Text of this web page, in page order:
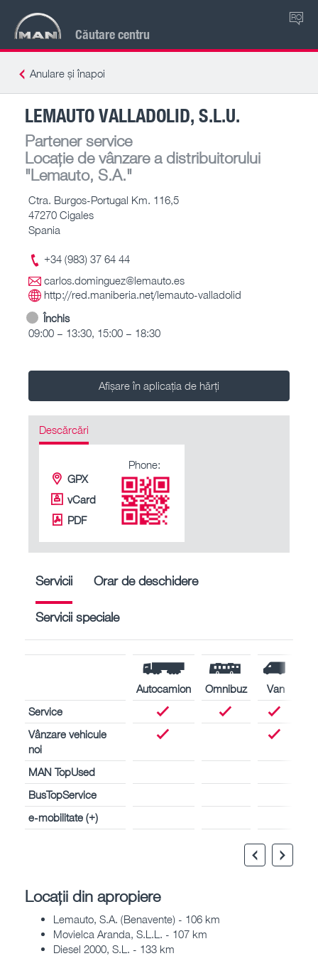
Căutare centru
RO
Anulare și înapoi
LEMAUTO VALLADOLID, S.L.U.
Partener service
Locație de vânzare a distribuitorului
"Lemauto, S.A."
Ctra. Burgos-Portugal Km. 116,5
47270 Cigales
Spania
+34 (983) 37 64 44
carlos.dominguez@lemauto.es
http://red.maniberia.net/lemauto-valladolid
Închis
09:00 – 13:30, 15:00 – 18:30
Afișare în aplicația de hărți
Descărcări
GPX
vCard
PDF
Phone:
Servicii Orar de deschidere
Servicii speciale
Autocamion Omnibuz
Van
Service
Vânzare vehicule
noi
MAN TopUsed
BusTopService
e-mobilitate (+)
Locații din apropiere
Lemauto, S.A. (Benavente) - 106 km
Movielca Aranda, S.L.L. - 107 km
Diesel 2000, S.L. - 133 km